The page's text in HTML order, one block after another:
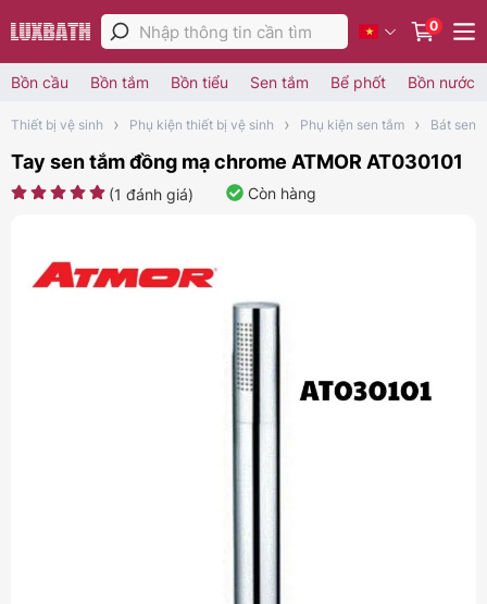
0
Bồn cầu Bồn tắm Bồn tiểu Sen tắm Bể phốt Bồn nước
Thiết bị vệ sinh Phụ kiện thiết bị vệ sinh Phụ kiện sen tắm Bát sen
Tay sen tắm đồng mạ chrome ATMOR AT030101
(1 đánh giá) Còn hàng